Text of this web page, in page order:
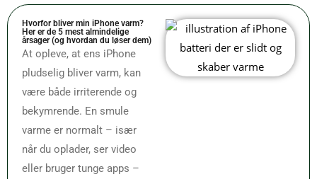
Hvorfor bliver min iPhone varm?
Her er de 5 mest almindelige
årsager (og hvordan du løser dem)
At opleve, at ens iPhone
pludselig bliver varm, kan
være både irriterende og
bekymrende. En smule
varme er normalt – især
når du oplader, ser video
eller bruger tunge apps –